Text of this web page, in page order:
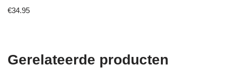
€34.95
Gerelateerde producten